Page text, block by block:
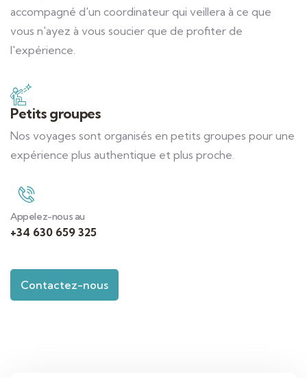
accompagné d'un coordinateur qui veillera à ce que
vous n'ayez à vous soucier que de profiter de
l'expérience.
Petits groupes
Nos voyages sont organisés en petits groupes pour une
expérience plus authentique et plus proche.
Appelez-nous au
+34 630 659 325
Contactez-nous